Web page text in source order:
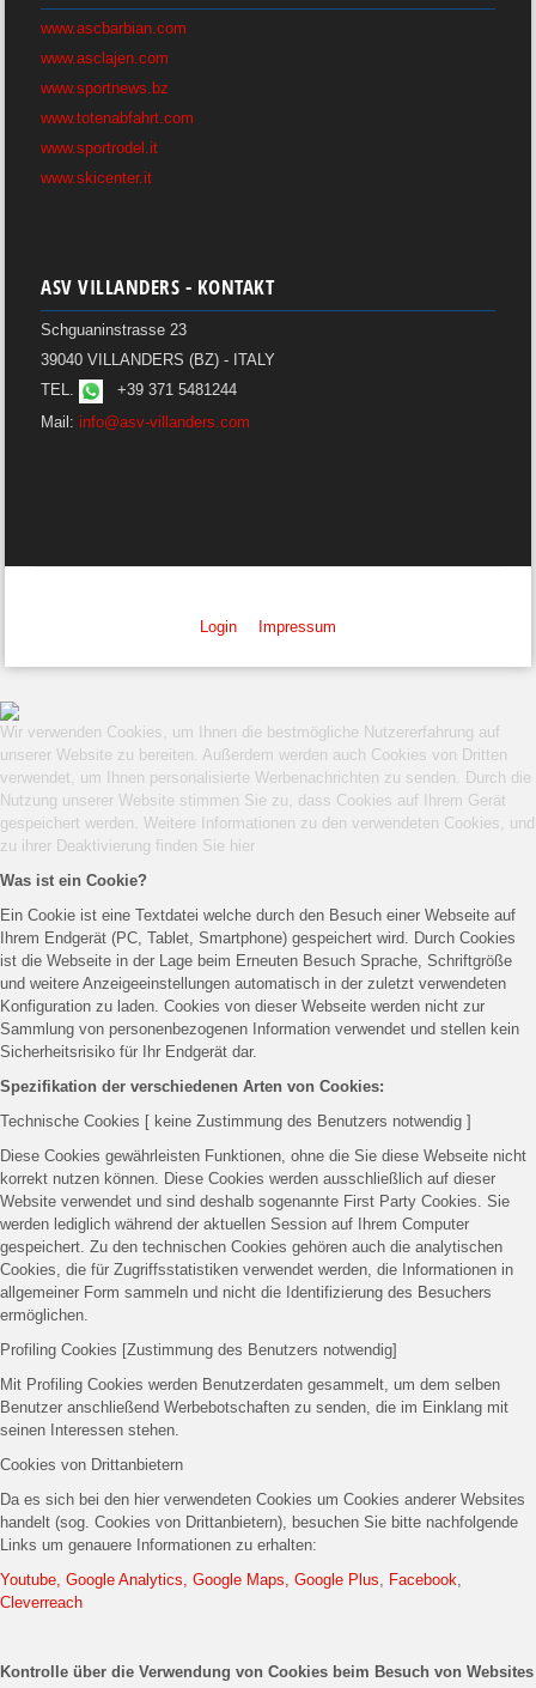
www.ascbarbian.com
www.asclajen.com
www.sportnews.bz
www.totenabfahrt.com
www.sportrodel.it
www.skicenter.it
ASV VILLANDERS - KONTAKT
Schguaninstrasse 23
39040 VILLANDERS (BZ) - ITALY
TEL.
+39 371 5481244
Mail: info@asv-villanders.com
Login Impressum
Wir verwenden Cookies, um Ihnen die bestmögliche Nutzererfahrung auf
unserer Website zu bereiten. Außerdem werden auch Cookies von Dritten
verwendet, um Ihnen personalisierte Werbenachrichten zu senden. Durch die
Nutzung unserer Website stimmen Sie zu, dass Cookies auf Ihrem Gerät
gespeichert werden. Weitere Informationen zu den verwendeten Cookies, und
zu ihrer Deaktivierung finden Sie hier
Was ist ein Cookie?
Ein Cookie ist eine Textdatei welche durch den Besuch einer Webseite auf
Ihrem Endgerät (PC, Tablet, Smartphone) gespeichert wird. Durch Cookies
ist die Webseite in der Lage beim Erneuten Besuch Sprache, Schriftgröße
und weitere Anzeigeeinstellungen automatisch in der zuletzt verwendeten
Konfiguration zu laden. Cookies von dieser Webseite werden nicht zur
Sammlung von personenbezogenen Information verwendet und stellen kein
Sicherheitsrisiko für Ihr Endgerät dar.
Spezifikation der verschiedenen Arten von Cookies:
Technische Cookies [ keine Zustimmung des Benutzers notwendig ]
Diese Cookies gewährleisten Funktionen, ohne die Sie diese Webseite nicht
korrekt nutzen können. Diese Cookies werden ausschließlich auf dieser
Website verwendet und sind deshalb sogenannte First Party Cookies. Sie
werden lediglich während der aktuellen Session auf Ihrem Computer
gespeichert. Zu den technischen Cookies gehören auch die analytischen
Cookies, die für Zugriffsstatistiken verwendet werden, die Informationen in
allgemeiner Form sammeln und nicht die Identifizierung des Besuchers
ermöglichen.
Profiling Cookies [Zustimmung des Benutzers notwendig]
Mit Profiling Cookies werden Benutzerdaten gesammelt, um dem selben
Benutzer anschließend Werbebotschaften zu senden, die im Einklang mit
seinen Interessen stehen.
Cookies von Drittanbietern
Da es sich bei den hier verwendeten Cookies um Cookies anderer Websites
handelt (sog. Cookies von Drittanbietern), besuchen Sie bitte nachfolgende
Links um genauere Informationen zu erhalten:
Youtube, Google Analytics, Google Maps, Google Plus, Facebook,
Cleverreach
Kontrolle über die Verwendung von Cookies beim Besuch von Websites